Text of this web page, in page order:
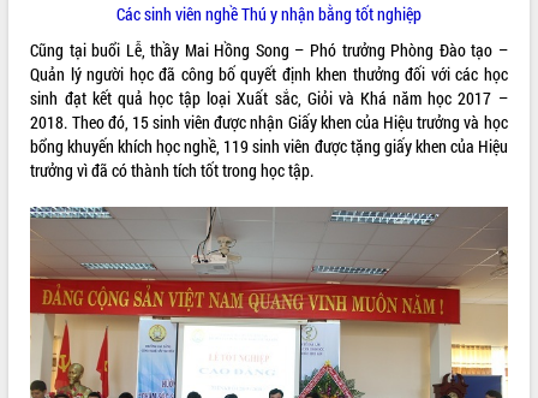
Khám bệnh, cấp phát thuốc miễn phí
và tặng quà người dân xã Cư Pui
Hội nghị UBND tỉnh Đắk Lắk thường kỳ
tháng 7/2026
Lễ truy tặng danh hiệu “Bà Mẹ Việt
Nam Anh hùng” và trao Huân chương
Lao động
vụ 6 tháng cuối năm 2026
Kỳ họp thứ Hai, Hội đồng nhân dân
tỉnh khóa XI quyết nghị nhiều nội dung
quan trọng
Bí thư Tỉnh ủy Lương Nguyễn Minh
Triết thăm, tặng quà người có công với
cách mạng
Các sinh viên nghề Thú y nhận bằng tốt nghiệp
Cũng tại buổi Lễ, thầy Mai Hồng Song – Phó trưởng Phòng Đào tạo –
Quản lý người học đã công bố quyết định khen thưởng đối với các học
sinh đạt kết quả học tập loại Xuất sắc, Giỏi và Khá năm học 2017 –
2018. Theo đó, 15 sinh viên được nhận Giấy khen của Hiệu trưởng và học
bổng khuyến khích học nghề, 119 sinh viên được tặng giấy khen của Hiệu
trưởng vì đã có thành tích tốt trong học tập.